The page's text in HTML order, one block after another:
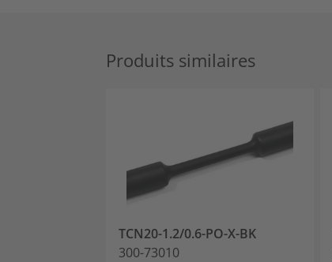
Produits similaires
TCN20-1.2/0.6-PO-X-BK
300-73010